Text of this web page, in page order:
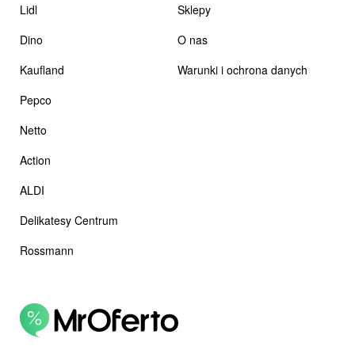
Lidl
Dino
Kaufland
Pepco
Netto
Action
ALDI
Delikatesy Centrum
Rossmann
Sklepy
O nas
Warunki i ochrona danych